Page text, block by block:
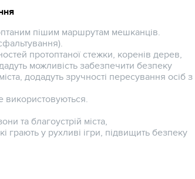
пішим маршрутам мешканців.
протоптаної стежки, коренів дерев,
можливість забезпечити безпеку
додадуть зручності пересування осіб з
використовуються.
та благоустрій міста,
грають у рухливі ігри, підвищить безпеку